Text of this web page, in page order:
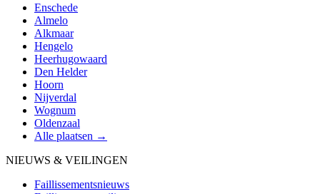
Enschede
Almelo
Alkmaar
Hengelo
Heerhugowaard
Den Helder
Hoorn
Nijverdal
Wognum
Oldenzaal
Alle plaatsen →
NIEUWS & VEILINGEN
Faillissementsnieuws